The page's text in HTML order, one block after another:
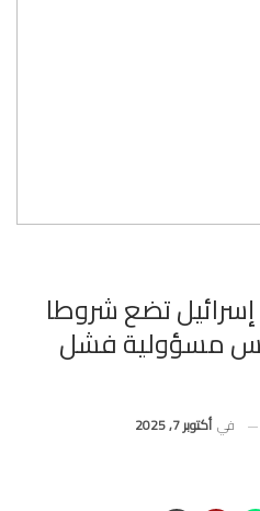
تضع شروطا
مسؤولية فشل
في أكتوبر 7, 2025